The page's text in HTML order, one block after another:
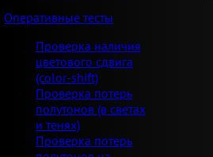
Оперативные тесты
Проверка наличия
цветового сдвига
(color-shift)
Проверка потерь
полутонов (в светах
и тенях)
Проверка потерь